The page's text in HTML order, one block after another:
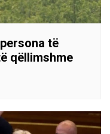
të
qëllimshme